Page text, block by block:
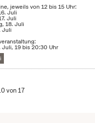
jeweils von 12 bis 15 Uhr:
Juli
Juli
18. Juli
Juli
Juli, 19 bis 20:30 Uhr
von 17